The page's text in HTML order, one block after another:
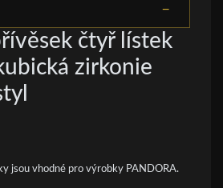
čtyř lístek
zirkonie
jsou vhodné pro výrobky PANDORA.